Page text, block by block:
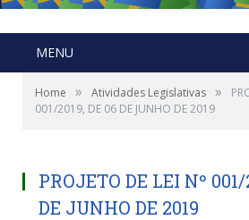
MENU
Home » Atividades Legislativas »
001/2019, DE 06 DE JUNHO DE 2019
PROJETO DE LEI Nº 001/
DE JUNHO DE 2019